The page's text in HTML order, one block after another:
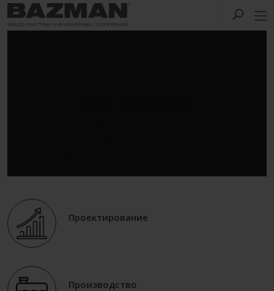
Проектирование
Производство